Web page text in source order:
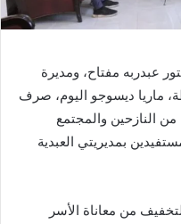
عبدربه مفتاح، ومديرة
ماريا ديسوجو اليوم، صرف
النازحين والمجتمع
بمديريتي العبدية
من معاناة الأسر